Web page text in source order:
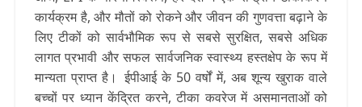
कार्यक्रम है, और मौतों को रोकने और जीवन की गुणवत्ता बढ़ाने के
लिए टीकों को सार्वभौमिक रूप से सबसे सुरक्षित, सबसे अधिक
लागत प्रभावी और सफल सार्वजनिक स्वास्थ्य हस्तक्षेप के रूप में
मान्यता प्राप्त है। ईपीआई के 50 वर्षों में, अब शून्य खुराक वाले
बच्चों पर ध्यान केंद्रित करने, टीका कवरेज में असमानताओं को